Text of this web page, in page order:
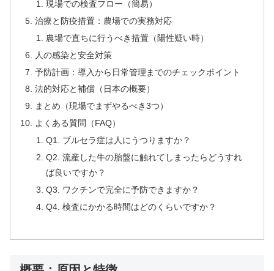
現場での検査フロー（簡易）
治療と防疫措置：農場での実務対応
農場で直ちに行うべき措置（陽性疑い時）
人の感染と安全対策
予防計画：導入から日常管理までのチェックポイント
法的対応と補償（日本の概要）
まとめ（現場でまずやるべき3つ）
よくある質問（FAQ）
Q1. ブルセラ症は人にうつりますか？
Q2. 流産した牛の胎盤に触れてしまったらどうすれ
ば良いですか？
Q3. ワクチンで完全に予防できますか？
Q4. 検査にかかる時間はどのくらいですか？